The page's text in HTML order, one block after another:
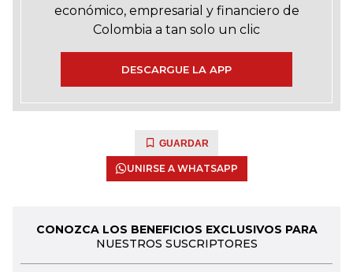
económico, empresarial y financiero de
Colombia a tan solo un clic
DESCARGUE LA APP
GUARDAR
UNIRSE A WHATSAPP
CONOZCA LOS BENEFICIOS EXCLUSIVOS PARA
NUESTROS SUSCRIPTORES